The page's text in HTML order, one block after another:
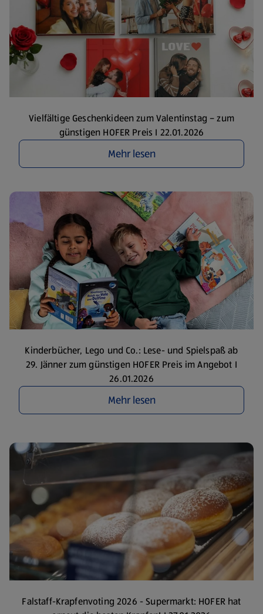
Vielfältige Geschenkideen zum Valentinstag – zum
günstigen HOFER Preis I 22.01.2026
Mehr lesen
Kinderbücher, Lego und Co.: Lese- und Spielspaß ab
29. Jänner zum günstigen HOFER Preis im Angebot I
26.01.2026
Mehr lesen
Falstaff-Krapfenvoting 2026 - Supermarkt: HOFER hat